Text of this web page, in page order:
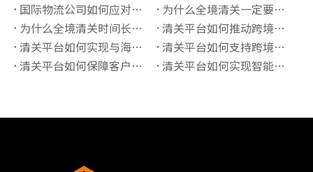
国际物流公司如何应对高全境清关查验率？
为什么全境清关一定要了解正确的海关编码？
为什么全境清关时间长？有哪些影响因素？
清关平台如何推动跨境贸易“最后一公里”价值提升？
清关平台如何实现与海关系统的实时数据对接？
清关平台如何支持跨境保税仓的清关管理？
清关平台如何保障客户信息的隐私安全？
清关平台如何实现智能化的报关单据管理？